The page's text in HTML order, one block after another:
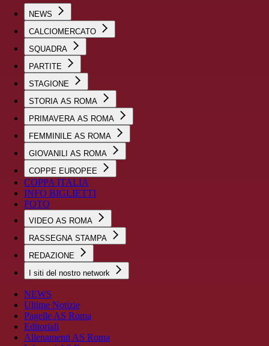
NEWS
CALCIOMERCATO
SQUADRA
PARTITE
STAGIONE
STORIA AS ROMA
PRIMAVERA AS ROMA
FEMMINILE AS ROMA
GIOVANILI AS ROMA
COPPE EUROPEE
COPPA ITALIA
INFO BIGLIETTI
FOTO
VIDEO AS ROMA
RASSEGNA STAMPA
REDAZIONE
I siti del nostro network
NEWS
Ultime Notizie
Pagelle AS Roma
Editoriali
Allenamenti AS Roma